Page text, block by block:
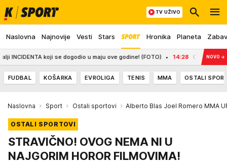
Naslovna Najnovije Vesti Stars Hronika Planeta
TV UŽIVO
koji se dogodio u maju ove godine! (FOTO) 14:28 CRVENA ZVEZDA,
NOVO →
FUDBAL KOŠARKA EVROLIGA TENIS MMA OSTALI
Naslovna Sport Ostali sportovi Alberto Blas Joel Romero MMA
OSTALI SPORTOVI
STRAVIČNO! OVOG NEMA NI U
NAJGORIM HOROR FILMOVIMA!